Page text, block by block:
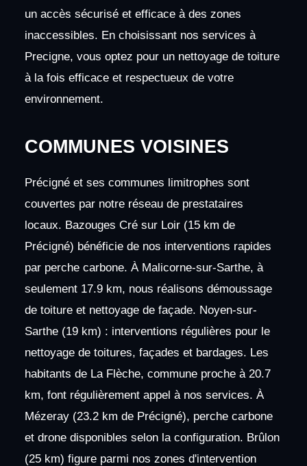
un accès sécurisé et efficace à des zones
inaccessibles. En choisissant nos services à
Precigne, vous optez pour un nettoyage de toiture
à la fois efficace et respectueux de votre
environnement.
COMMUNES VOISINES
Précigné et ses communes limitrophes sont
couvertes par notre réseau de prestataires
locaux. Bazouges Cré sur Loir (15 km de
Précigné) bénéficie de nos interventions rapides
par perche carbone. À Malicorne-sur-Sarthe, à
seulement 17.9 km, nous réalisons démoussage
de toiture et nettoyage de façade. Noyen-sur-
Sarthe (19 km) : interventions régulières pour le
nettoyage de toitures, façades et bardages. Les
habitants de La Flèche, commune proche à 20.7
km, font régulièrement appel à nos services. À
Mézeray (23.2 km de Précigné), perche carbone
et drone disponibles selon la configuration. Brûlon
(25 km) figure parmi nos zones d'intervention